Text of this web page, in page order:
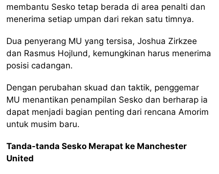
membantu Sesko tetap berada di area penalti dan
menerima setiap umpan dari rekan satu timnya.
Dua penyerang MU yang tersisa, Joshua Zirkzee
dan Rasmus Hojlund, kemungkinan harus menerima
posisi cadangan.
Dengan perubahan skuad dan taktik, penggemar
MU menantikan penampilan Sesko dan berharap ia
dapat menjadi bagian penting dari rencana Amorim
untuk musim baru.
Tanda-tanda Sesko Merapat ke Manchester
United